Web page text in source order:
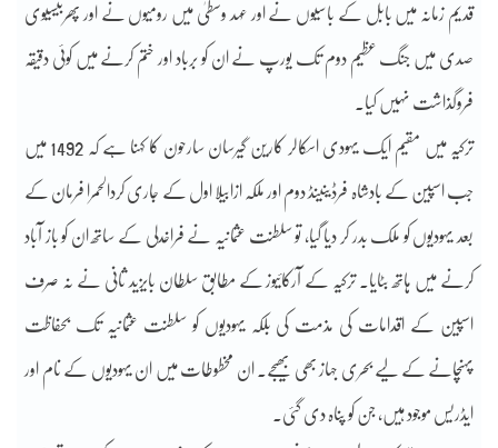
قدیم زمانہ میں بابل کے باسیوں نے اور عہد وسطیٰ میں رومیوں نے اور پھربیسیوی
صدی میں جنگ عظیم دوم تک یورپ نے ان کو برباد اور ختم کرنے میں کوئی دقیقہ
فروگذاشت نہیں کیا۔
ترکیہ میں مقیم ایک یہودی اسکالر کارین گیرسان سارحون کا کہنا ہے کہ 1492 میں
جب اسپین کے بادشاہ فرڈینینڈ دوم اور ملکہ ازابیلا اول کے جاری کردالحمرا فرمان کے
بعد یہودیوں کو ملک بدر کر دیا گیا، تو سلطنت عثمانیہ نے فراخدلی کے ساتھ ان کو باز آباد
کرنے میں ہاتھ بٹایا۔ ترکیہ کے آرکائیوز کے مطابق سلطان بایزید ثانی نے نہ صرف
اسپین کے اقدامات کی مذمت کی بلکہ یہودیوں کو سلطنت عثمانیہ تک بحفاظت
پہنچانے کے لیے بحری جہاز بھی بھیجے۔ ان مخطوطات میں ان یہودیوں کے نام اور
ایڈریس موجود ہیں، جن کو پناہ دی گئی۔